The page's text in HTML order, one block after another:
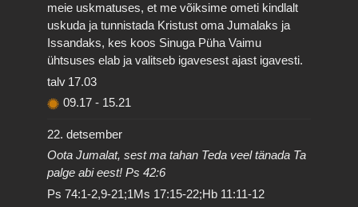
meie uskmatuses, et me võiksime ometi kindlalt
uskuda ja tunnistada Kristust oma Jumalaks ja
Issandaks, kes koos Sinuga Püha Vaimu
ühtsuses elab ja valitseb igavesest ajast igavesti.
talv 17.03
09.17 - 15.21
22. detsember
Oota Jumalat, sest ma tahan Teda veel tänada Ta
palge abi eest! Ps 42:6
Ps 74:1-2,9-21;1Ms 17:15-22;Hb 11:11-12